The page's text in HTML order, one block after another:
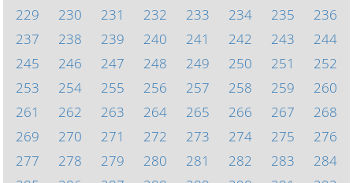
229
230 231 232 233 234 235
236
237
238 239 240 241 242 243
244
245
246 247 248 249 250 251
252
253
254 255 256 257 258 259
260
261
262 263 264 265 266 267
268
269
270 271 272 273 274 275
276
277
278 279 280 281 282 283
284